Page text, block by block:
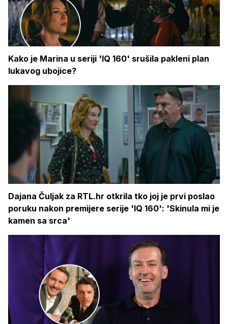
Kako je Marina u seriji 'IQ 160' srušila pakleni plan
lukavog ubojice?
Dajana Čuljak za RTL.hr otkrila tko joj je prvi poslao
poruku nakon premijere serije 'IQ 160': 'Skinula mi je
kamen sa srca'